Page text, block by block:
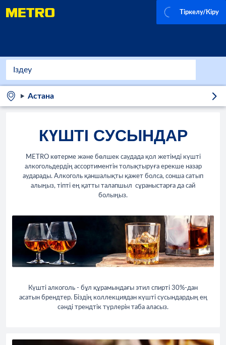
Тіркелу/Кіру
Астана
КҮШТІ СУСЫНДАР
METRO көтерме және бөлшек саудада қол жетімді күшті
алкогольдердің ассортиментін толықтыруға ерекше назар
аударады. Алкоголь қаншалықты қажет болса, сонша сатып
алыңыз, тіпті ең қатты талапшыл сұраныстарға да сай
болыңыз.
Күшті алкоголь - бұл құрамындағы этил спирті 30%-дан
асатын брендтер. Біздің коллекциядан күшті сусындардың ең
сәнді трендтік түрлерін таба аласыз.